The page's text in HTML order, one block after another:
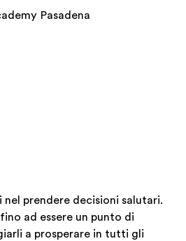
Pasadena
prendere decisioni salutari.
ad essere un punto di
a prosperare in tutti gli